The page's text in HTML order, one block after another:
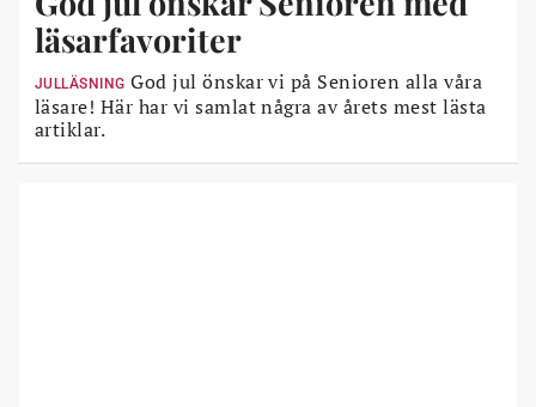
läsarfavoriter
JULLÄSNING God jul önskar vi på Senioren alla våra
läsare! Här har vi samlat några av årets mest lästa
artiklar.